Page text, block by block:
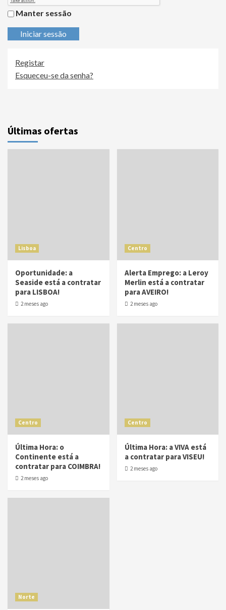
Manter sessão
Iniciar sessão
Registar
Esqueceu-se da senha?
Últimas ofertas
Lisboa
Oportunidade: a
Seaside está a contratar
para LISBOA!
2 meses ago
Centro
Alerta Emprego: a Leroy
Merlin está a contratar
para AVEIRO!
2 meses ago
Centro
Última Hora: o
Continente está a
contratar para COIMBRA!
2 meses ago
Centro
Última Hora: a VIVA está
a contratar para VISEU!
2 meses ago
Norte